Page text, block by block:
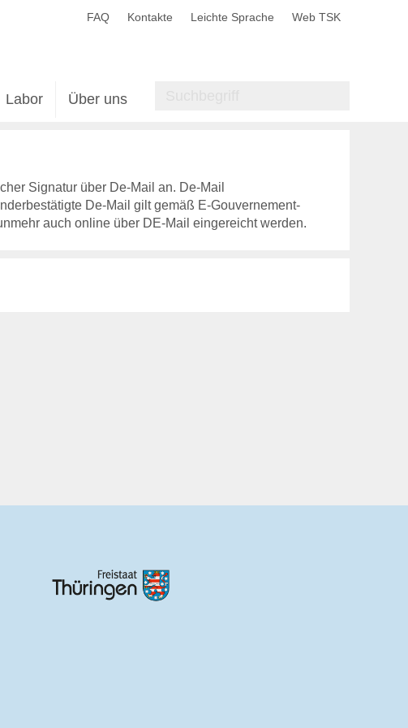
FAQ Kontakte Leichte Sprache Web TSK
Labor Über uns
Signatur über De-Mail an. De-Mail
De-Mail gilt gemäß E-Gouvernement-
auch online über DE-Mail eingereicht werden.